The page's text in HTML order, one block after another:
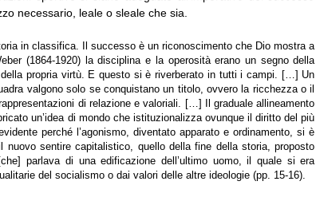
necessario, leale o sleale che sia.
in classifica. Il successo è un riconoscimento che Dio mostra a
(1864-1920) la disciplina e la operosità erano un segno della
della propria virtù. E questo si è riverberato in tutti i campi. […] Un
valgono solo se conquistano un titolo, ovvero la ricchezza o il
di relazione e valoriali. […] Il graduale allineamento
un’idea di mondo che istituzionalizza ovunque il diritto del più
perché l’agonismo, diventato apparato e ordinamento, si è
nuovo sentire capitalistico, quello della fine della storia, proposto
parlava di una edificazione dell’ultimo uomo, il quale si era
del socialismo o dai valori delle altre ideologie (pp. 15-16).